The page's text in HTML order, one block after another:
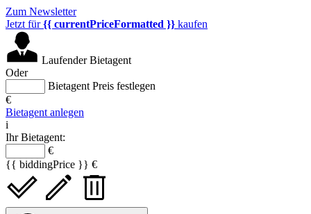
Zum Newsletter
Jetzt für{{ currentPriceFormatted }} kaufen
Laufender Bietagent
Oder
Bietagent Preis festlegen
€
Bietagent anlegen
i
Ihr Bietagent:
€
{{ biddingPrice }} €